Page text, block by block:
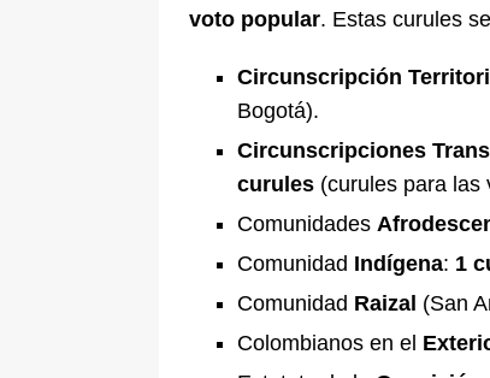
voto popular. Estas curules
Circunscripción
Bogotá).
Circunscripciones
curules (curules para las
Comunidades
Comunidad Indígena: 1
Comunidad Raizal (San
Colombianos en el